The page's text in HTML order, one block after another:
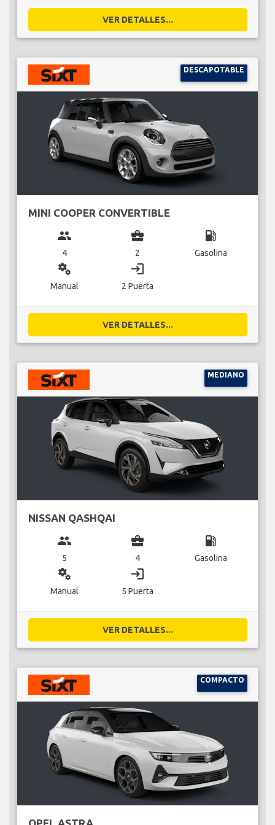
VER DETALLES...
DESCAPOTABLE
MINI COOPER CONVERTIBLE
group
4
business_center
2
local_gas_station
Gasolina
miscellaneous_services
Manual
login
2 Puerta
VER DETALLES...
MEDIANO
NISSAN QASHQAI
group
5
business_center
4
local_gas_station
Gasolina
miscellaneous_services
Manual
login
5 Puerta
VER DETALLES...
COMPACTO
OPEL ASTRA